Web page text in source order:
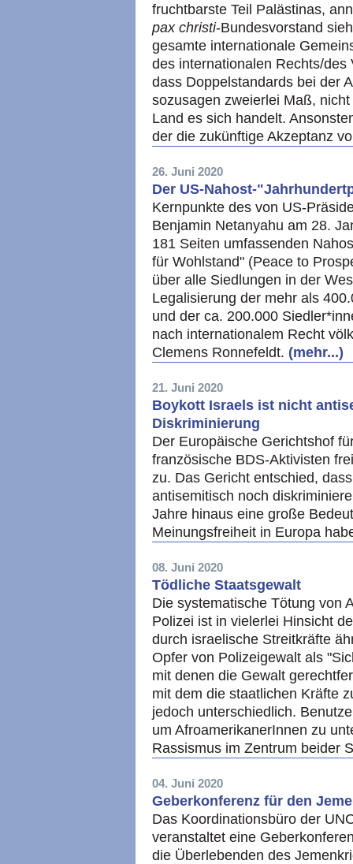
fruchtbarste Teil Palästinas,
pax christi-Bundesvorstand
gesamte internationale
des internationalen Rechts/
dass Doppelstandards bei der
sozusagen zweierlei Maß,
Land es sich handelt.
der die zukünftige Akzeptanz
26. Juni 2020
Der US-Nahost-
Kernpunkte des von US-
Benjamin Netanyahu am 28.
181 Seiten umfassenden
für Wohlstand" (Peace to
über alle Siedlungen in der
Legalisierung der mehr als
und der ca. 200.000
nach internationalem Recht
Clemens Ronnefeldt. (mehr...)
21. Juni 2020
Boykott Israels ist nicht
Diskriminierung
Der Europäische Gerichtshof
französische BDS-Aktivisten
zu. Das Gericht entschied,
antisemitisch noch
Jahre hinaus eine große
Meinungsfreiheit in Europa
08. Juni 2020
Tödliche Staatsgewalt
Die systematische Tötung von
Polizei ist in vielerlei Hinsicht
durch israelische Streitkräfte
Opfer von Polizeigewalt als
mit denen die Gewalt
mit dem die staatlichen Kräfte
jedoch unterschiedlich.
um AfroamerikanerInnen zu
Rassismus im Zentrum beider
04. Juni 2020
Geberkonferenz für den
Das Koordinationsbüro der
veranstaltet eine
die Überlebenden des